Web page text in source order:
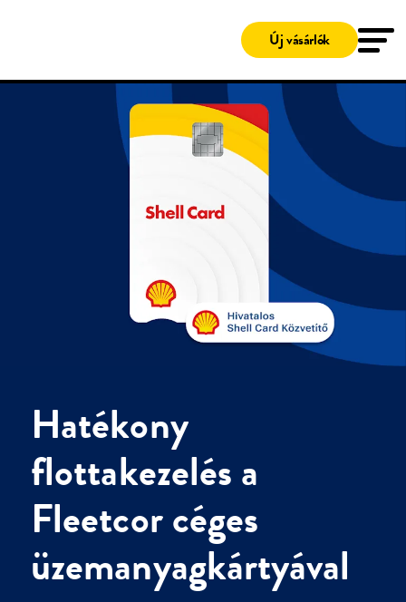
Shell Card
Szerviz és karbantartás
Clean Advantage® Programm
Töltőállomás-kereső
Új vásárlók
Hatékony
flottakezelés a
Fleetcor céges
üzemanyagkártyával